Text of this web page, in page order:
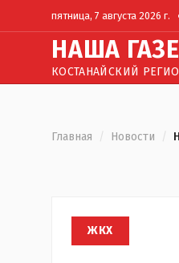
пятница, 7 августа 2026 г.
НАША Г
КОСТАНАЙСКИЙ
Главная / Новости /
ЖКХ